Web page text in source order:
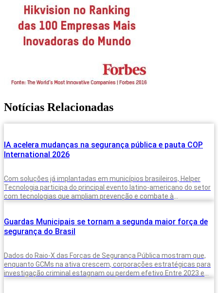
Notícias Relacionadas
IA acelera mudanças na segurança pública e pauta COP
International 2026
Com soluções já implantadas em municípios brasileiros, Helper
Tecnologia participa do principal evento latino-americano do setor
com tecnologias que ampliam prevenção e combate à
Guardas Municipais se tornam a segunda maior força de
segurança do Brasil
Dados do Raio-X das Forças de Segurança Pública mostram que,
enquanto GCMs na ativa crescem, corporações estratégicas para
investigação criminal estagnam ou perdem efetivo Entre 2023 e